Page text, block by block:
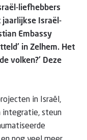
liefhebbers
jaarlijkse Israël-
Embassy
in Zelhem. Het
volken?' Deze
in Israël,
integratie, steun